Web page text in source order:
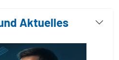
Aktuelles